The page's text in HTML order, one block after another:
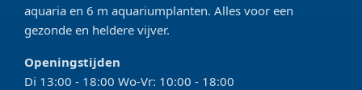
aquaria en 6 m aquariumplanten. Alles voor een
gezonde en heldere vijver.
Openingstijden
Di 13:00 - 18:00 Wo-Vr: 10:00 - 18:00